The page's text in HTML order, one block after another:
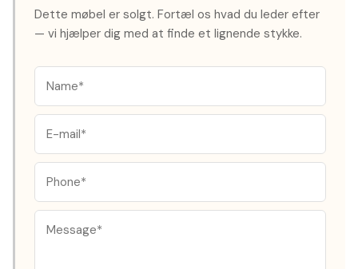
Dette møbel er solgt. Fortæl os hvad du leder efter
— vi hjælper dig med at finde et lignende stykke.